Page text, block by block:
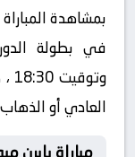
بمشاهدة
العادي أو
مباراة بايرن